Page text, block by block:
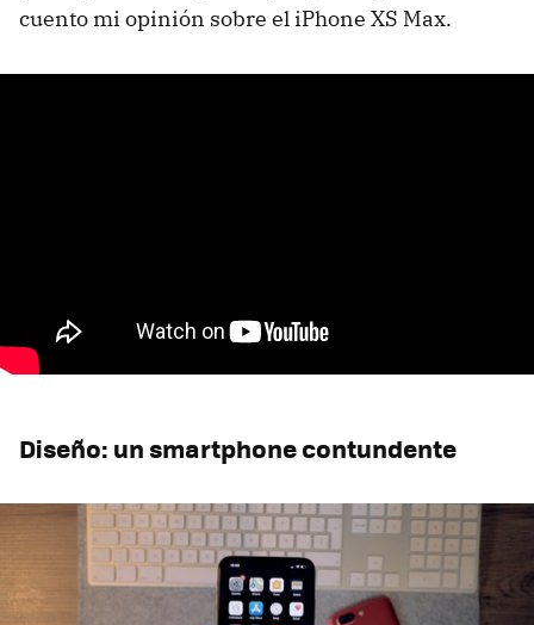
cuento mi opinión sobre el iPhone XS Max.
Diseño: un smartphone contundente